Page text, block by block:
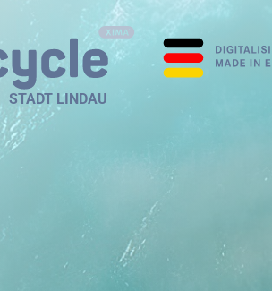
STADT LINDAU